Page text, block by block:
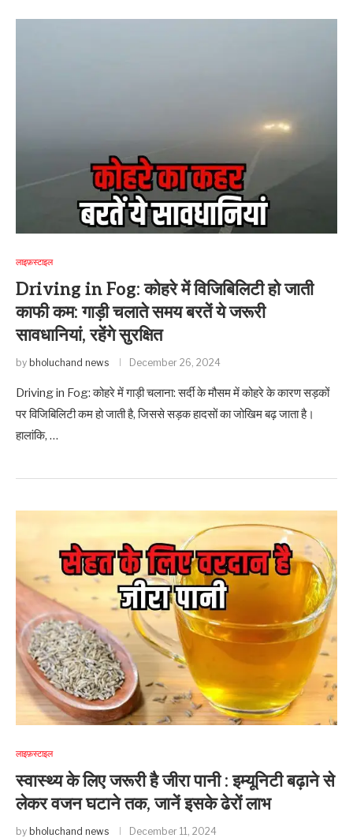
लाइफ़स्टाइल
Driving in Fog: कोहरे में विजिबिलिटी हो जाती
काफी कम: गाड़ी चलाते समय बरतें ये जरूरी
सावधानियां, रहेंगे सुरक्षित
by bholuchand news December 26, 2024
Driving in Fog: कोहरे में गाड़ी चलाना: सर्दी के मौसम में कोहरे के कारण सड़कों
पर विजिबिलिटी कम हो जाती है, जिससे सड़क हादसों का जोखिम बढ़ जाता है।
हालांकि, …
लाइफ़स्टाइल
स्वास्थ्य के लिए जरूरी है जीरा पानी : इम्यूनिटी बढ़ाने से
लेकर वजन घटाने तक, जानें इसके ढेरों लाभ
by bholuchand news December 11, 2024